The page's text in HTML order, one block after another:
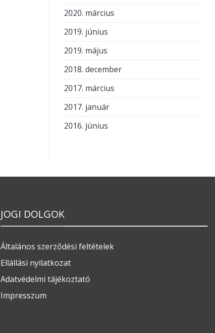
2020. március
2019. június
2019. május
2018. december
2017. március
2017. január
2016. június
JOGI DOLGOK
Általános szerződési feltételek
Ellállási nyilatkozat
Adatvédelmi tájékoztató
Impresszum